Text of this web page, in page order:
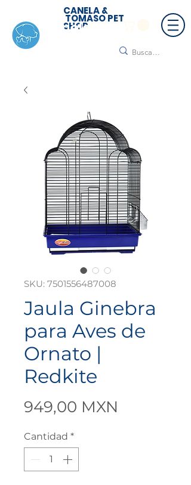
CANELA &
TOMASO PET
SHOP
SKU: 7501556487008
Jaula Ginebra
para Aves de
Ornato |
Redkite
949,00 MXN
Cantidad *